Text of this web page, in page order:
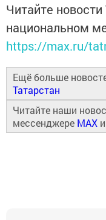
Читайте
национальном
https://max.ru/
Ещё больше
Татарстан
Читайте наши
мессенджере MAX